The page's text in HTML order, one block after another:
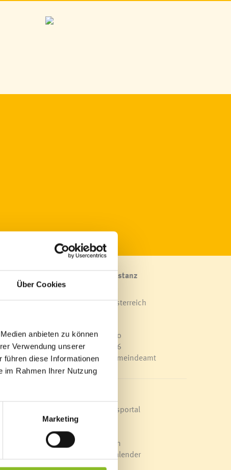
Über Cookies
anbieten zu können
Verwendung unserer
führen diese Informationen
im Rahmen Ihrer Nutzung
Marketing
bei
Marktgemeinde Frastanz
Sägenplatz 1
A-6820 Frastanz, Österreich
T0043 5522 51534-0
F 0043 5522 51534-6
E-Mail an das Gemeindeamt
Veröffentlichungsportal
Blackout
Ortsplan
Bürgermeldungen
Veranstaltungskalender
Mediathek